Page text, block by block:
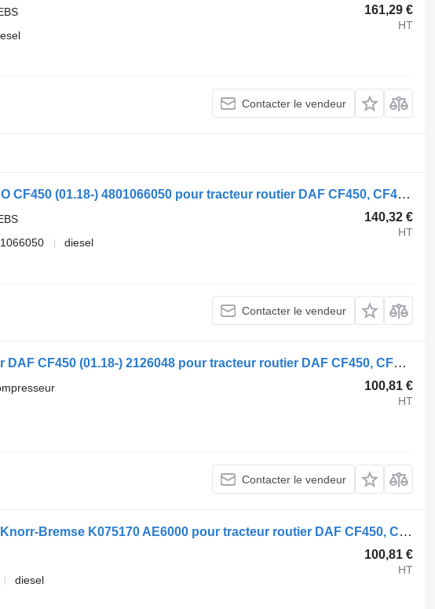
161,29 €
HT
Contacter le vendeur
Modulateur EBS WABCO CF450 (01.18-) 4801066050 pour tracteur routier DAF CF450, CF460 (2017-)
140,32 €
HT
diesel
Contacter le vendeur
Pignon de compresseur DAF CF450 (01.18-) 2126048 pour tracteur routier DAF CF450, CF460 (2017-)
100,81 €
HT
Contacter le vendeur
Soupape pneumatique Knorr-Bremse K075170 AE6000 pour tracteur routier DAF CF450, CF460 (2017-)
100,81 €
HT
diesel